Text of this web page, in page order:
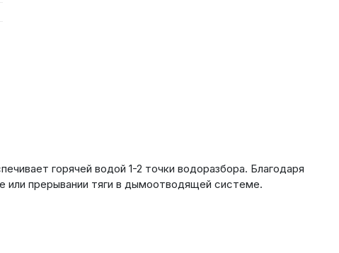
горячей водой 1-2 точки водоразбора. Благодаря
или прерывании тяги в дымоотводящей системе.